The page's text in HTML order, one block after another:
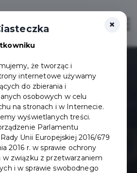
×
że tworząc i
internetowe używamy
do zbierania i
osobowych w celu
na stronach i w Internecie.
wyświetlanych treści.
Parlamentu
Unii Europejskiej 2016/679
2016 r. w sprawie ochrony
w związku z przetwarzaniem
i w sprawie swobodnego